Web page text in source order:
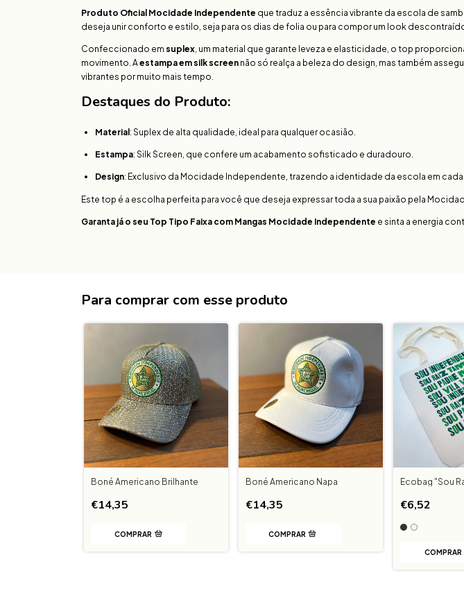
Produto Oficial Mocidade Independente que traduz a essência vibrante da escola de
deseja unir conforto e estilo, seja para os dias de folia ou para compor um look descontraído
Confeccionado em suplex , um material que garante leveza e elasticidade, o top
movimento. Aestampa em silk screen não só realça a beleza do design, mas também
vibrantes por muito mais tempo.
Destaques do Produto:
Material : Suplex de alta qualidade, ideal para qualquer ocasião.
Estampa: Silk Screen, que confere um acabamento sofisticado e duradouro.
Design: Exclusivo da Mocidade Independente, trazendo a identidade da escola em cada
Este top é a escolha perfeita para você que deseja expressar toda a sua paixão pela
Garanta já o seu Top Tipo Faixa com Mangas Mocidade Independente e sinta a energia
Para comprar com esse produto
Boné Americano Brilhante
€14,35
COMPRAR
Boné Americano Napa
€14,35
Ecobag "Sou
€6,52
COMPRAR